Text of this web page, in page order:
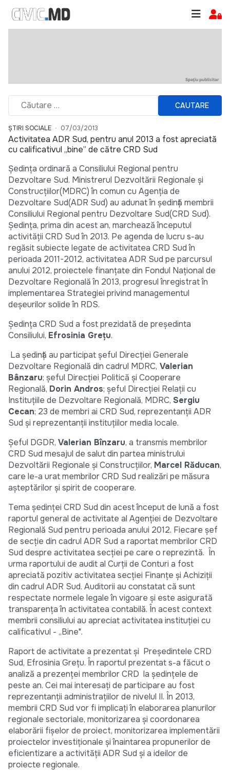
CAUTARE
ȘTIRI SOCIALE 07/03/2013
Activitatea ADR Sud, pentru anul 2013 a fost apreciată
cu calificativul ,,bine” de către CRD Sud
Ședința ordinară a Consiliului Regional pentru
Dezvoltare Sud. Ministrerul Dezvoltării Regionale și
Construcțiilor(MDRC) în comun cu Agenția de
Dezvoltare Sud(ADR Sud) au adunat în ședință membrii
Consiliului Regional pentru Dezvoltare Sud(CRD Sud).
Ședința, prima din acest an, marchează începutul
activității CRD Sud în 2013. Pe agenda de lucru s-au
regăsit subiecte legate de activitatea CRD Sud în
perioada 2011-2012, activitatea ADR Sud pe parcursul
anului 2012, proiectele finanțate din Fondul Național de
Dezvoltare Regională în 2013, progresul înregistrat în
implementarea Strategiei privind managementul
deșeurilor solide în RDS.
Ședința CRD Sud a fost prezidată de președinta
Consiliului, Efrosinia Grețu.
La ședință au participat șeful Direcției Generale
Dezvoltare Regională din cadrul MDRC, Valerian
Bânzaru; șeful Direcției Politică și Cooperare
Regională, Dorin Andros; șeful Direcției Relații cu
Instituțiile de Dezvoltare Regională, MDRC, Sergiu
Cecan; 23 de membri ai CRD Sud, reprezentanții ADR
Sud și reprezentanții instituțiilor media locale.
Șeful DGDR, Valerian Bînzaru, a transmis membrilor
CRD Sud mesajul de salut din partea ministrului
Dezvoltării Regionale și Construcțiilor, Marcel Răducan,
care le-a urat membrilor CRD Sud realizări pe măsura
așteptărilor și spirit de cooperare.
Tema ședinței CRD Sud din acest început de lună a fost
raportul general de activitate al Agenției de Dezvoltare
Regională Sud pentru perioada anului 2012. Fiecare șef
de secție din cadrul ADR Sud a raportat membrilor CRD
Sud despre activitatea secției pe care o reprezintă. În
urma raportului de audit al Curții de Conturi a fost
apreciată pozitiv activitatea secției Finanțe și Achiziții
din cadrul ADR Sud. Auditorii au constatat că sunt
respectate normele legale în vigoare și este asigurată
transparența în activitatea contabilă. În acest context
membrii consiliului au apreciat activitatea instituției cu
calificativul - ,,Bine".
Raport de activitate a prezentat și Președintele CRD
Sud, Efrosinia Grețu. În raportul prezentat s-a făcut o
analiză a prezenței membrilor CRD la ședințele de
peste an. Cei mai interesați de participare au fost
reprezentanții administrațiilor de nivelul II. În 2013,
membrii CRD Sud vor fi implicați în elaborarea planurilor
regionale sectoriale, monitorizarea și coordonarea
elaborării fișelor de proiect, monitorizarea implementării
proiectelor investiționale și înaintarea propunerilor de
eficientizare a activității ADR Sud și a ideilor de
proiecte regionale.